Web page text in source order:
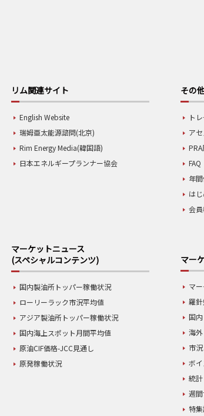
リム関連サイト
English Website
瑞姆亜太能源諮問(北京)
Rim Energy Media(韓国語)
日本エネルギープランナー協会
その
ト
ア
FAQ
年
は
会員
マーケットニュース
(スペシャルコンテンツ)
国内製油所トッパー稼働状況
ローリーラック市況平均値
アジア製油所トッパー稼働状況
国内海上スポット月間平均値
原油CIF価格-JCC見通し
原発稼働状況
マー
マ
羅
国内
海外
市況
ボ
統計
週
特